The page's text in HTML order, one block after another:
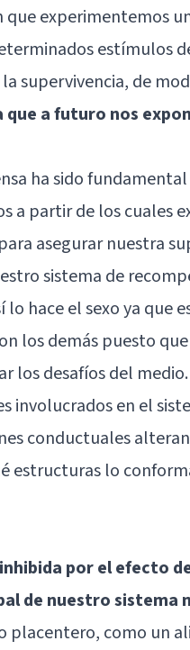
experimentemos
estímulos
supervivencia, de
a futuro nos
ha sido
a partir de los cuales
asegurar nuestra
sistema de
hace el sexo ya que
los demás puesto
los desafíos del medio.
involucrados en el
conductuales
estructuras lo
por el efecto
de nuestro sistema
placentero, como un